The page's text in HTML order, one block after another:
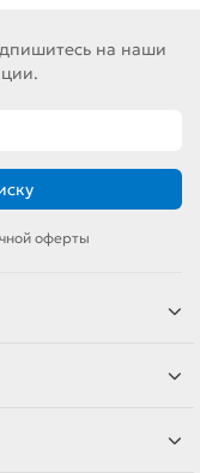
на наши
оферты